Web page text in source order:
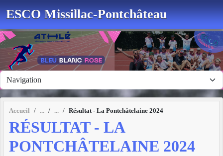
ESCO Missillac-Pontchâteau
Accueil Résultat - La Pontchâtelaine 2024
RÉSULTAT - LA
PONTCHÂTELAINE 2024